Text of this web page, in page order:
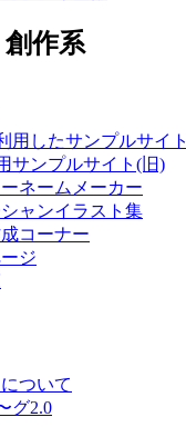
作系
用したサンプルサイト
サンプルサイト(旧)
ネームメーカー
ャンイラスト集
コーナー
ジ
ついて
グ2.0